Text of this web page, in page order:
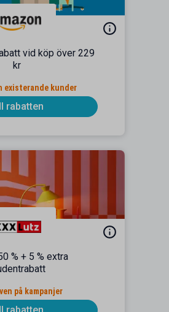
vid köp över 229
kr
existerande kunder
rabatten
% + 5 % extra
på kampanjer